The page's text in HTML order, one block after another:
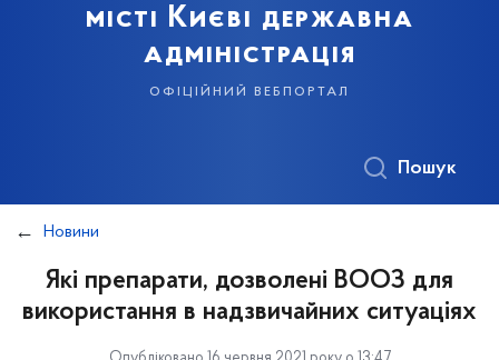
місті Києві державна
адміністрація
офіційний вебпортал
Пошук
Новини
Які препарати, дозволені ВООЗ для
використання в надзвичайних ситуаціях